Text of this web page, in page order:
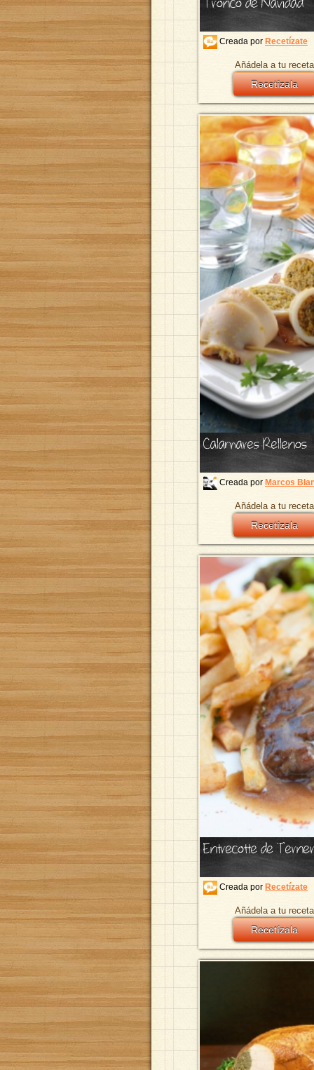
Creada por Recetízate
Añádela a tu
Recetízala
Calamares Rellenos
Creada por Marcos
Añádela a tu
Recetízala
Entrecotte de
Creada por Recetízate
Añádela a tu
Recetízala